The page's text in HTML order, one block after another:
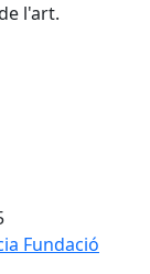
l'art.
Gallifa